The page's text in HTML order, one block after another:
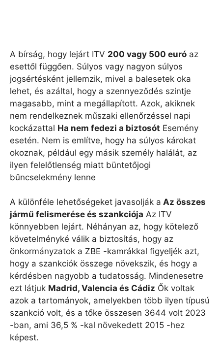
A bírság, hogy lejárt ITV 200 vagy 500 euró az
esettől függően. Súlyos vagy nagyon súlyos
jogsértésként jellemzik, mivel a balesetek oka
lehet, és azáltal, hogy a szennyeződés szintje
magasabb, mint a megállapított. Azok, akiknek
nem rendelkeznek műszaki ellenőrzéssel napi
kockázattal Ha nem fedezi a biztosót Esemény
esetén. Nem is említve, hogy ha súlyos károkat
okoznak, például egy másik személy halálát, az
ilyen felelőtlenség miatt büntetőjogi
bűncselekmény lenne
A különféle lehetőségeket javasolják a Az összes
jármű felismerése és szankciója Az ITV
könnyebben lejárt. Néhányan az, hogy kötelező
követelményké válik a biztosítás, hogy az
önkormányzatok a ZBE -kamrákkal figyeljék azt,
hogy a szankciók összege növekszik, és hogy a
kérdésben nagyobb a tudatosság. Mindenesetre
ezt látjuk Madrid, Valencia és Cádiz Ők voltak
azok a tartományok, amelyekben több ilyen típusú
szankció volt, és a tőke összesen 3644 volt 2023
-ban, ami 36,5 % -kal növekedett 2015 -hez
képest.